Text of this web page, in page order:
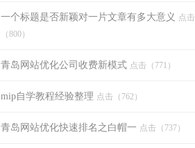
一个标题是否新颖对一片文章有多大意义 点击
（800）
青岛网站优化公司收费新模式 点击（771）
mip自学教程经验整理 点击（762）
青岛网站优化快速排名之白帽一 点击（737）